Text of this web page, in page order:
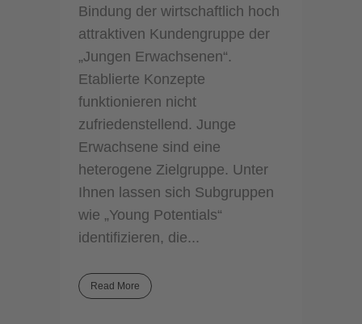
Bindung der wirtschaftlich hoch
attraktiven Kundengruppe der
„Jungen Erwachsenen“.
Etablierte Konzepte
funktionieren nicht
zufriedenstellend. Junge
Erwachsene sind eine
heterogene Zielgruppe. Unter
Ihnen lassen sich Subgruppen
wie „Young Potentials“
identifizieren, die...
Read More